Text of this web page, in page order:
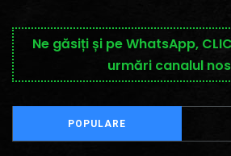
Ne găsiți și pe WhatsApp,
urmări canalul
POPULARE